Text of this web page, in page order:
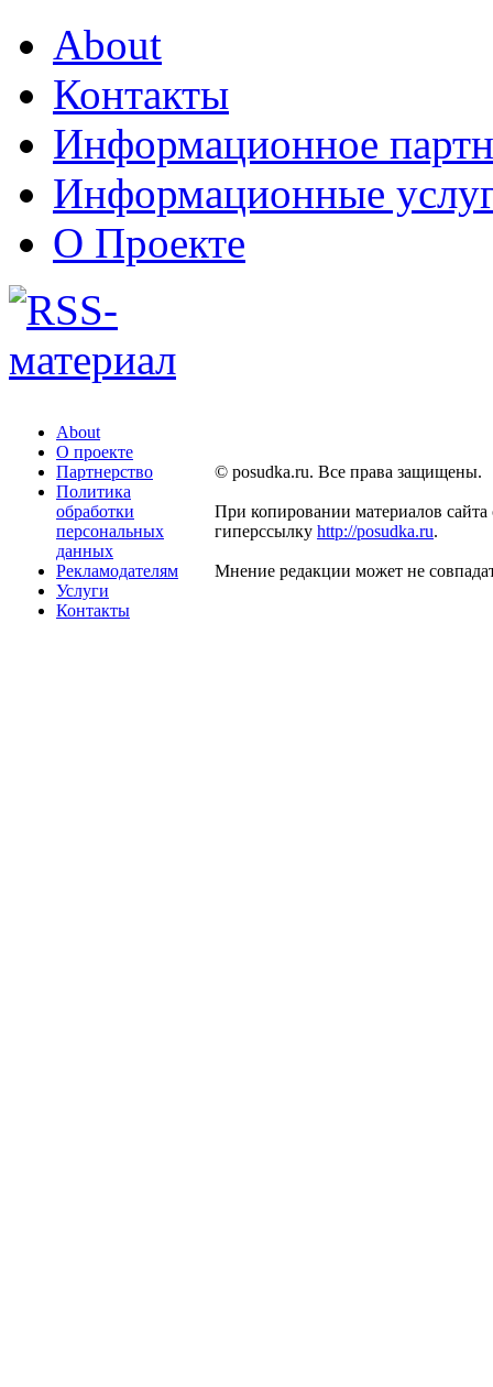
About
Контакты
Информационное
Информационные
О Проекте
About
О проекте
Партнерство
Политика
обработки
персональных
данных
Рекламодателям
Услуги
Контакты
© posudka.ru. Все права защищены.
При копировании материалов сайта
гиперссылку http://posudka.ru.
Мнение редакции может не